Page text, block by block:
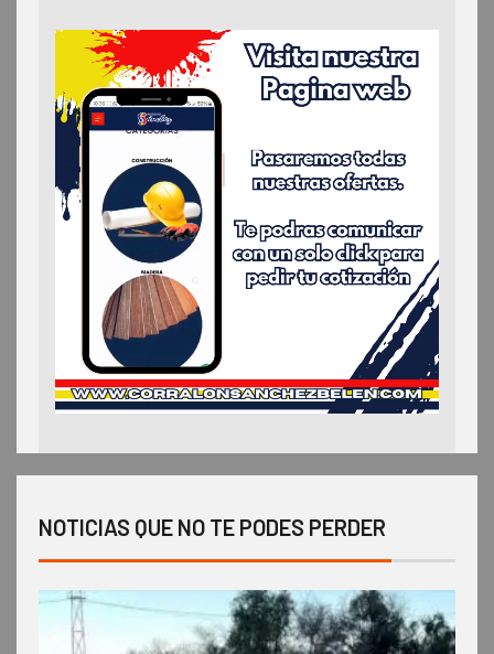
NOTICIAS QUE NO TE PODES PERDER